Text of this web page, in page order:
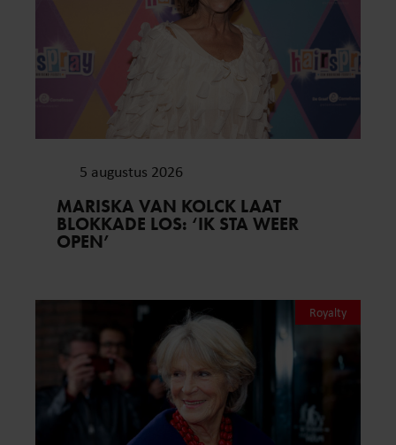
5 augustus 2026
MARISKA VAN KOLCK LAAT
BLOKKADE LOS: ‘IK STA WEER
OPEN’
Royalty